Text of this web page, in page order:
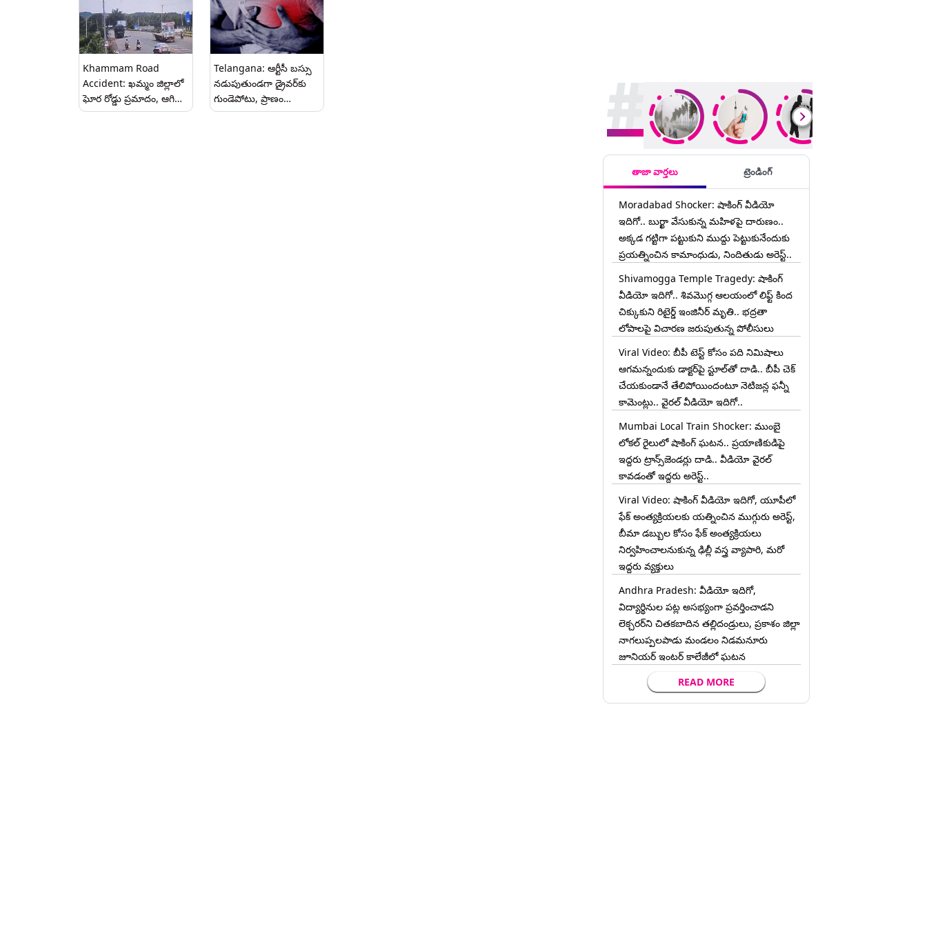
Khammam Road
Accident: ఖమ్మం జిల్లాలో
ఘోర రోడ్డు ప్రమాదం, ఆగి
ఉన్న లారిని ఢీకొట్టి ముగ్గురు
Telangana: ఆర్టీసీ బస్సు
నడుపుతుండగా డ్రైవర్‌కు
గుండెపోటు, ప్రాణం
పోతుందని తెలిసి కూడా 50
తాజా వార్తలు ట్రెండింగ్
Moradabad Shocker: షాకింగ్ వీడియో
ఇదిగో.. బుర్ఖా వేసుకున్న మహిళపై దారుణం..
అక్కడ గట్టిగా పట్టుకుని ముద్దు పెట్టుకునేందుకు
ప్రయత్నించిన కామాంధుడు, నిందితుడు అరెస్ట్..
Shivamogga Temple Tragedy: షాకింగ్
వీడియో ఇదిగో.. శివమొగ్గ ఆలయంలో లిఫ్ట్ కింద
చిక్కుకుని రిటైర్డ్ ఇంజినీర్ మృతి.. భద్రతా
లోపాలపై విచారణ జరుపుతున్న పోలీసులు
Viral Video: బీపీ టెస్ట్‌ కోసం పది నిమిషాలు
ఆగమన్నందుకు డాక్టర్‌పై స్టూల్‌తో దాడి.. బీపీ చెక్
చేయకుండానే తేలిపోయిందంటూ నెటిజన్ల ఫన్నీ
కామెంట్లు.. వైరల్ వీడియో ఇదిగో..
Mumbai Local Train Shocker: ముంబై
లోకల్ రైలులో షాకింగ్ ఘటన.. ప్రయాణికుడిపై
ఇద్దరు ట్రాన్స్‌జెండర్లు దాడి.. వీడియో వైరల్
కావడంతో ఇద్దరు అరెస్ట్..
Viral Video: షాకింగ్ వీడియో ఇదిగో, యూపీలో
ఫేక్ అంత్యక్రియలకు యత్నించిన ముగ్గురు అరెస్ట్,
బీమా డబ్బుల కోసం ఫేక్ అంత్యక్రియలు
నిర్వహించాలనుకున్న ఢిల్లీ వస్త్ర వ్యాపారి, మరో
ఇద్దరు వ్యక్తులు
Andhra Pradesh: వీడియో ఇదిగో,
విద్యార్థినుల పట్ల అసభ్యంగా ప్రవర్తించాడని
లెక్చ‌ర‌ర్‌ని చిత‌క‌బాదిన త‌ల్లిదండ్రులు, ప్రకాశం జిల్లా
నాగలుప్పలపాడు మండలం నిడమనూరు
జూనియర్ ఇంటర్ కాలేజీలో ఘటన
READ MORE